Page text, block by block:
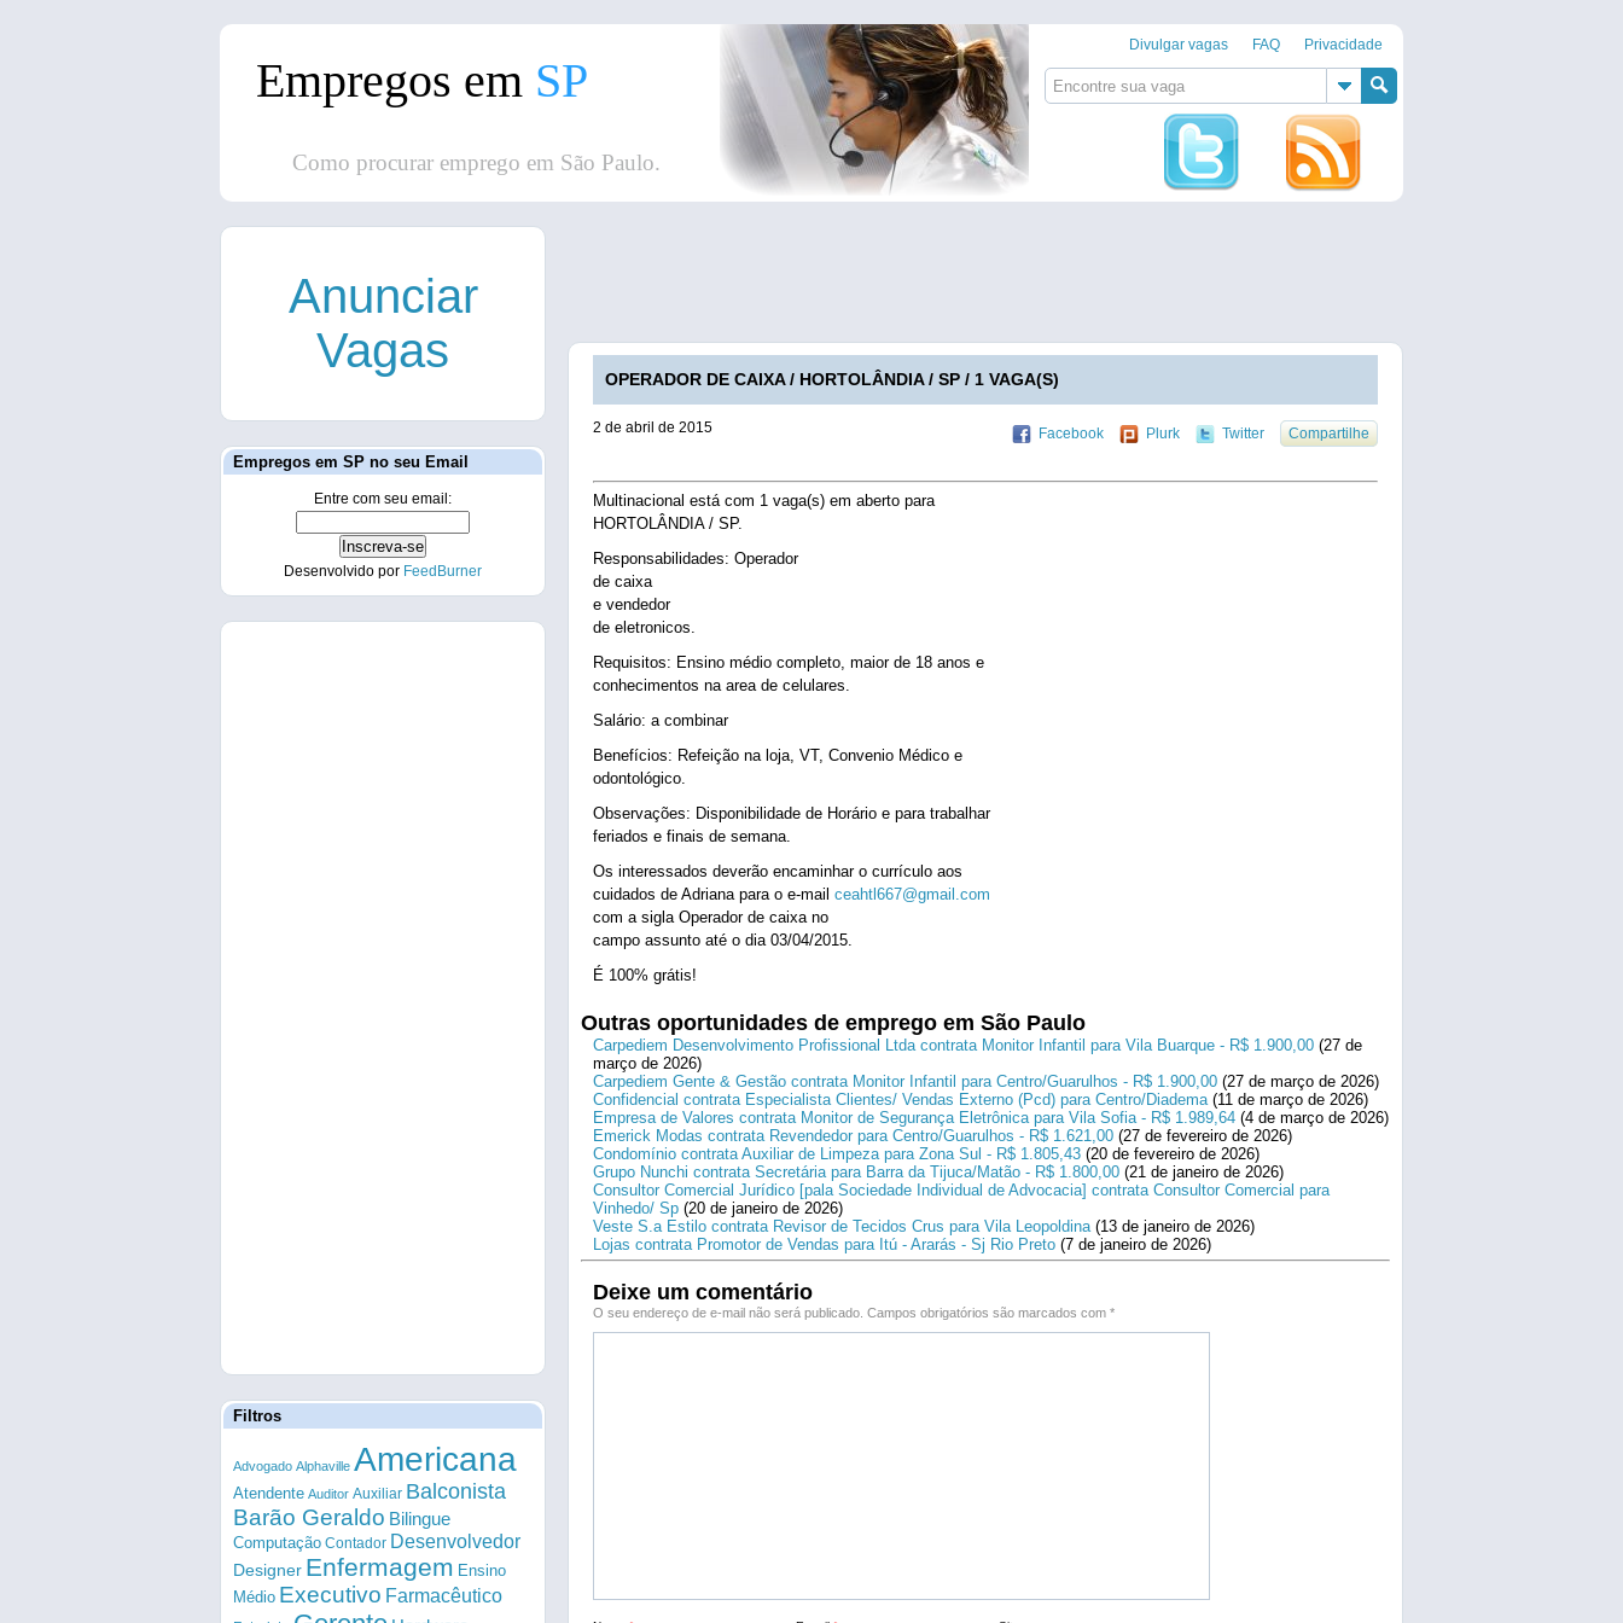
Divulgar vagas FAQ Privacidade
Empregos em SP
Como procurar emprego em São Paulo.
OPERADOR DE CAIXA / HORTOLÂNDIA / SP / 1 VAGA(S)
2 de abril de 2015 Facebook Plurk Twitter Compartilhe
Multinacional está com 1 vaga(s) em aberto para
HORTOLÂNDIA / SP.
Responsabilidades: Operador
de caixa
e vendedor
de eletronicos.
Requisitos: Ensino médio completo, maior de 18 anos e
conhecimentos na area de celulares.
Salário: a combinar
Benefícios: Refeição na loja, VT, Convenio Médico e
odontológico.
Observações: Disponibilidade de Horário e para trabalhar
feriados e finais de semana.
Os interessados deverão encaminhar o currículo aos
cuidados de Adriana para o e-mail ceahtl667@gmail.com
com a sigla Operador de caixa no
campo assunto até o dia 03/04/2015.
É 100% grátis!
Outras oportunidades de emprego em São Paulo
Carpediem Desenvolvimento Profissional Ltda contrata Monitor Infantil para Vila Buarque - R$ 1.900,00 (27 de
março de 2026)
Carpediem Gente & Gestão contrata Monitor Infantil para Centro/Guarulhos - R$ 1.900,00 (27 de março de 2026)
Confidencial contrata Especialista Clientes/ Vendas Externo (Pcd) para Centro/Diadema(11 de março de 2026)
Empresa de Valores contrata Monitor de Segurança Eletrônica para Vila Sofia - R$ 1.989,64 (4 de março de 2026)
Emerick Modas contrata Revendedor para Centro/Guarulhos - R$ 1.621,00 (27 de fevereiro de 2026)
Condomínio contrata Auxiliar de Limpeza para Zona Sul - R$ 1.805,43 (20 de fevereiro de 2026)
Grupo Nunchi contrata Secretária para Barra da Tijuca/Matão - R$ 1.800,00 (21 de janeiro de 2026)
Consultor Comercial Jurídico [pala Sociedade Individual de Advocacia] contrata Consultor Comercial para
Vinhedo/ Sp (20 de janeiro de 2026)
Veste S.a Estilo contrata Revisor de Tecidos Crus para Vila Leopoldina(13 de janeiro de 2026)
Lojas contrata Promotor de Vendas para Itú - Ararás - Sj Rio Preto (7 de janeiro de 2026)
Deixe um comentário
O seu endereço de e-mail não será publicado. Campos obrigatórios são marcados com *
Anunciar
Vagas
Empregos em SP no seu Email
Entre com seu email:
Desenvolvido por FeedBurner
Filtros
Advogado Alphaville Americana
Atendente Auditor Auxiliar Balconista
Barão Geraldo Bilingue
Computação Contador Desenvolvedor
Designer Enfermagem Ensino
Médio Executivo Farmacêutico